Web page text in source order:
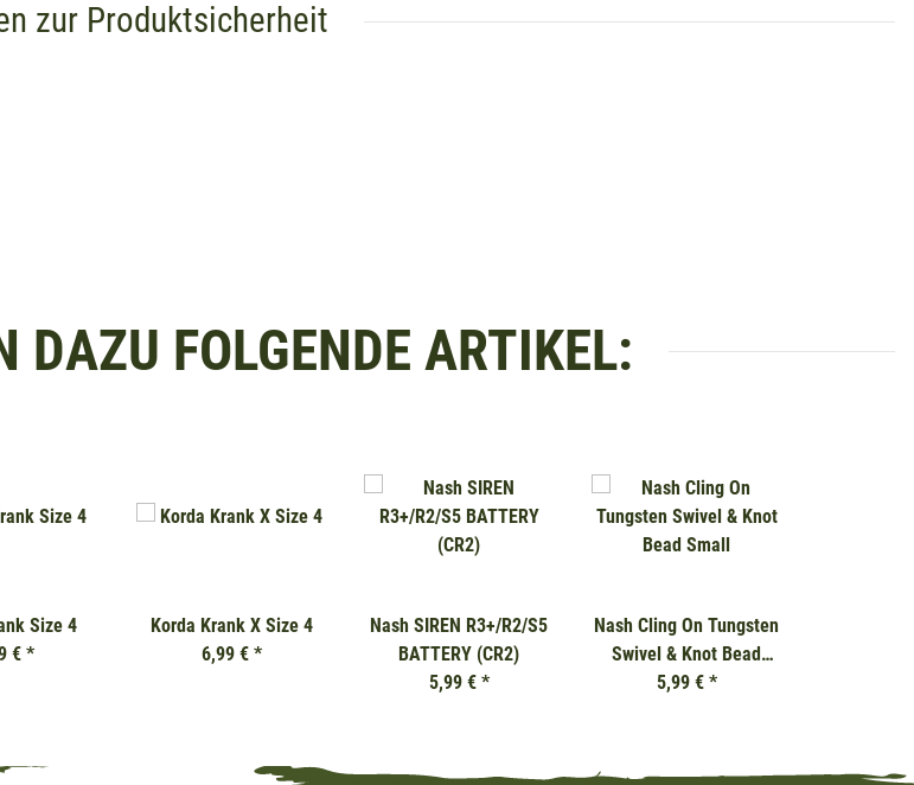
zur Produktsicherheit
DAZU FOLGENDE ARTIKEL:
Size 4
€ *
Korda Krank X Size 4
6,99 € *
Nash SIREN R3+/R2/S5
BATTERY (CR2)
5,99 € *
Nash Cling On Tungsten
Swivel & Knot Bead
Small
5,99 € *